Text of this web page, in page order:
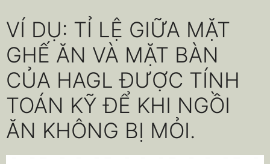
VÍ DỤ: TỈ LỆ GIỮA MẶT
GHẾ ĂN VÀ MẶT BÀN
CỦA HAGL ĐƯỢC TÍNH
TOÁN KỸ ĐỂ KHI NGỒI
ĂN KHÔNG BỊ MỎI.